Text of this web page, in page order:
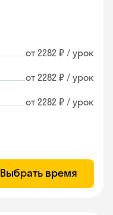
от 2282 ₽ / урок
от 2282 ₽ / урок
от 2282 ₽ / урок
Выбрать время